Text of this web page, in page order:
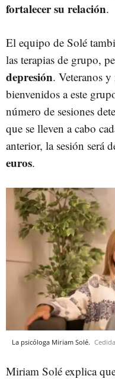
fortalecer su relación.
El equipo de Solé
las terapias de grupo,
depresión. Veteranos y
bienvenidos a este
número de sesiones
que se lleven a cabo
anterior, la sesión será
euros.
La psicóloga Miriam Solé. Cedida
Miriam Solé explica